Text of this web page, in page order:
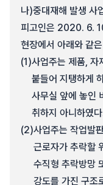
나)중대재해 발생 사
피고인은 2020. 6.
현장에서 아래와 같
(1)사업주는 제품,
붙들어 지탱하게
사무실 앞에 놓인
취하지 아니하였
(2)사업주는 작업발
근로자가 추락할
수직형 추락방망
강도를 가진 구조